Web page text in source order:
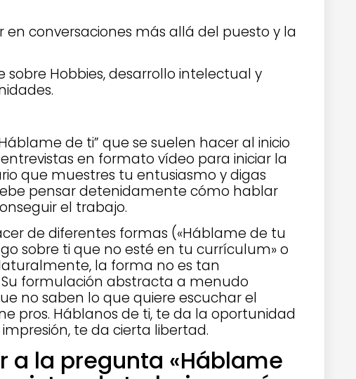
en conversaciones más allá del puesto y la
Hobbies, desarrollo intelectual y
de ti” que se suelen hacer al inicio
en formato vídeo para iniciar la
que muestres tu entusiasmo y digas
pensar detenidamente cómo hablar
el trabajo.
de diferentes formas («Háblame de tu
sobre ti que no esté en tu currículum» o
la forma no es tan
formulación abstracta a menudo
no saben lo que quiere escuchar el
pros. Háblanos de ti, te da la oportunidad
te da cierta libertad.
a la pregunta «Háblame